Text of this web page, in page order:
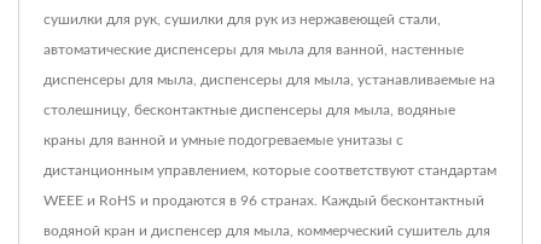
сушилки для рук, сушилки для рук из нержавеющей стали,
автоматические диспенсеры для мыла для ванной, настенные
диспенсеры для мыла, диспенсеры для мыла, устанавливаемые на
столешницу, бесконтактные диспенсеры для мыла, водяные
краны для ванной и умные подогреваемые унитазы с
дистанционным управлением, которые соответствуют стандартам
WEEE и RoHS и продаются в 96 странах. Каждый бесконтактный
водяной кран и диспенсер для мыла, коммерческий сушитель для